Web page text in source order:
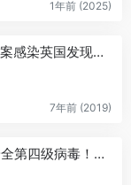
1年前 (2025)
深圳本轮疫情11个个案感染英国发现的变异毒株
7年前 (2019)
与埃博拉同为生物安全第四级病毒！尼日利亚拉沙热疫情致138人死亡